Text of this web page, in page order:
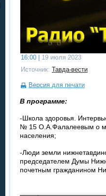
16:00 |
19 июля 2023
Источник: Тавда-вести
Версия для печати
В программе:
-Школа здоровья.
№ 15 О.А.Фалалеевым о
населения;
-Люди земли
председателем Думы
почетным гражданином